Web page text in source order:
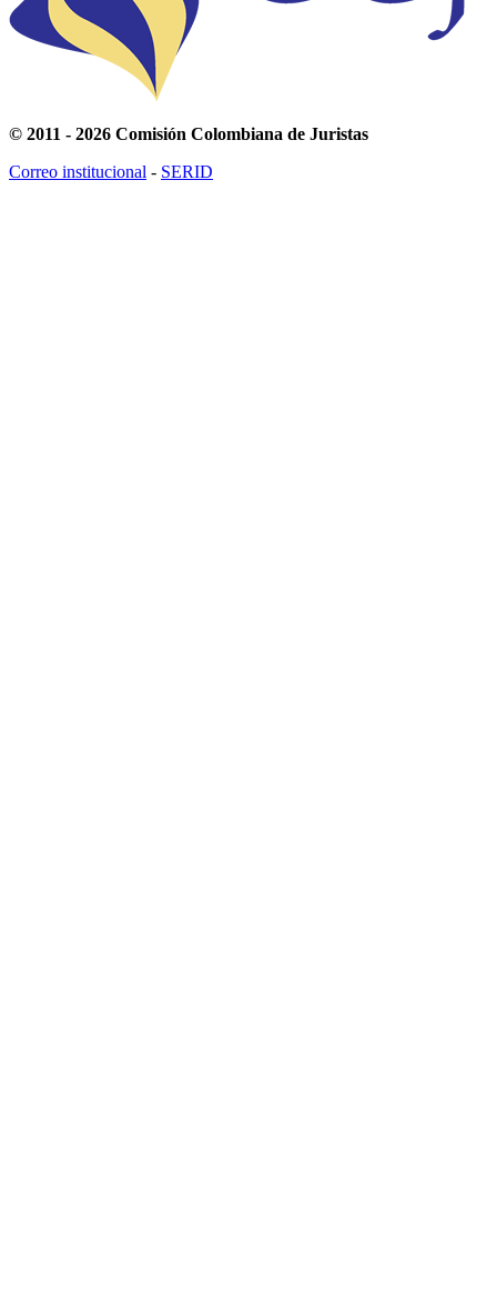
© 2011 - 2026 Comisión Colombiana de Juristas
Correo institucional - SERID